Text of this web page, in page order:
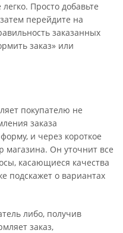
Просто добавьте
перейдите на
заказанных
заказ» или
покупателю не
заказа
и через короткое
магазина. Он уточнит все
касающиеся качества
подскажет о вариантах
либо, получив
заказ,